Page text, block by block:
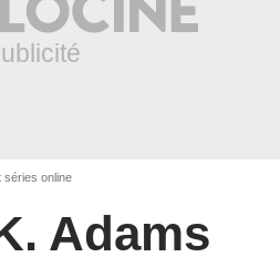
séries online
Adams